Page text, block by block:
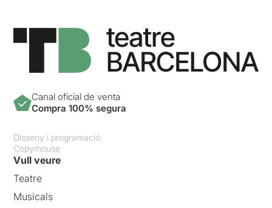
Canal oficial de venta
Compra 100% segura
Disseny i programació:
Copymouse
Vull veure
Teatre
Musicals